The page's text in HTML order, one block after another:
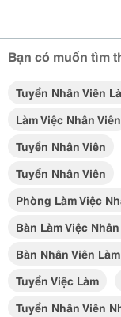
Bạn có muốn tìm
Tuyển Nhân Viên
Làm Việc Nhân Viên
Tuyển Nhân Viên
Tuyển Nhân Viên
Phòng Làm Việc
Bàn Làm Việc
Bàn Nhân Viên
Tuyển Việc Làm
Tuyển Nhân Viên